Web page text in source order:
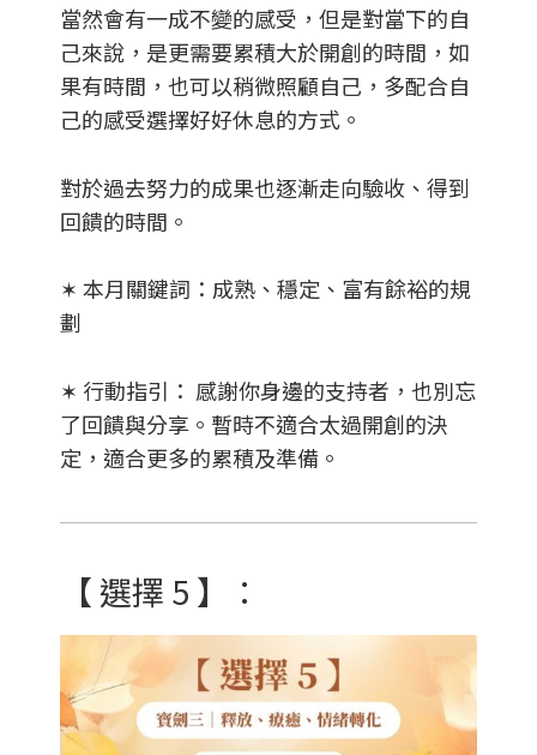
當然會有一成不變的感受，但是對當下的自
己來說，是更需要累積大於開創的時間，如
果有時間，也可以稍微照顧自己，多配合自
己的感受選擇好好休息的方式。
對於過去努力的成果也逐漸走向驗收、得到
回饋的時間。
✶ 本月關鍵詞：成熟、穩定、富有餘裕的規
劃
✶ 行動指引： 感謝你身邊的支持者，也別忘
了回饋與分享。暫時不適合太過開創的決
定，適合更多的累積及準備。
【 選擇 5 】：